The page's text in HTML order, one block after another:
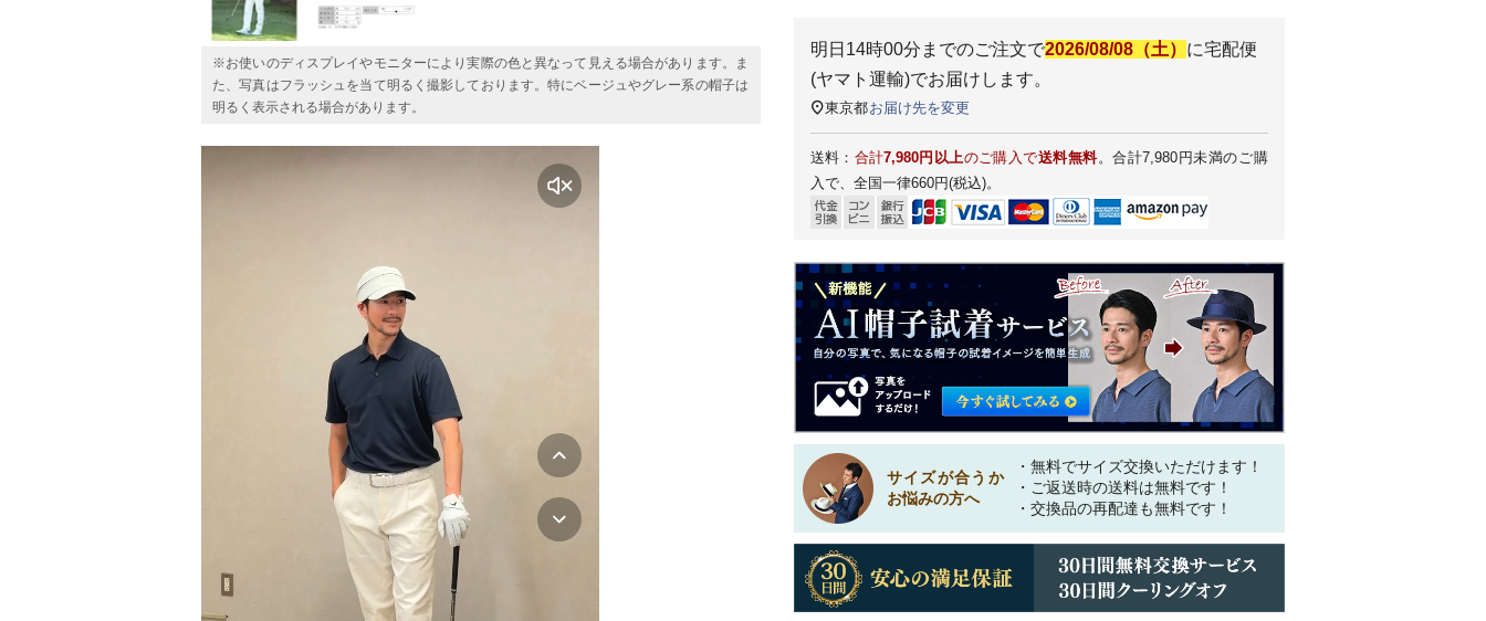
※お使いのディスプレイやモニターにより実際の色と異なって見える場合があります。ま
た、写真はフラッシュを当て明るく撮影しております。特にベージュやグレー系の帽子は
明るく表示される場合があります。
明日 14時00分 までのご注文で2026/08/08（土） に宅配便
(ヤマト運輸)でお届けします。
東京都お届け先を変更
送料： 合計7,980円以上のご購入で送料無料。合計7,980円未満のご購
入で、全国一律660円(税込)。
サイズが合うか
お悩みの方へ
・無料でサイズ交換いただけます！
・ご返送時の送料は無料です！
・交換品の再配達も無料です！